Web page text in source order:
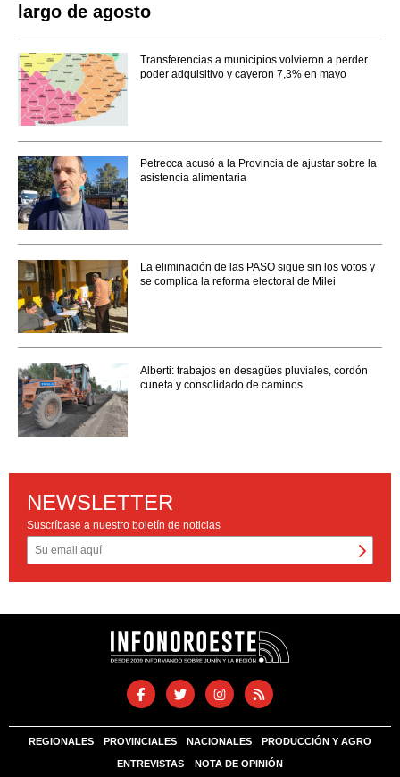
largo de agosto
Transferencias a municipios volvieron a perder
poder adquisitivo y cayeron 7,3% en mayo
Petrecca acusó a la Provincia de ajustar sobre la
asistencia alimentaria
La eliminación de las PASO sigue sin los votos y
se complica la reforma electoral de Milei
Alberti: trabajos en desagües pluviales, cordón
cuneta y consolidado de caminos
NEWSLETTER
Suscríbase a nuestro boletín de noticias
REGIONALES PROVINCIALES NACIONALES PRODUCCIÓN Y AGRO
ENTREVISTAS NOTA DE OPINIÓN